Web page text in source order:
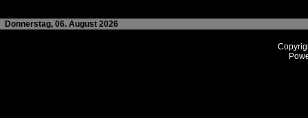
Donnerstag, 06. August 2026